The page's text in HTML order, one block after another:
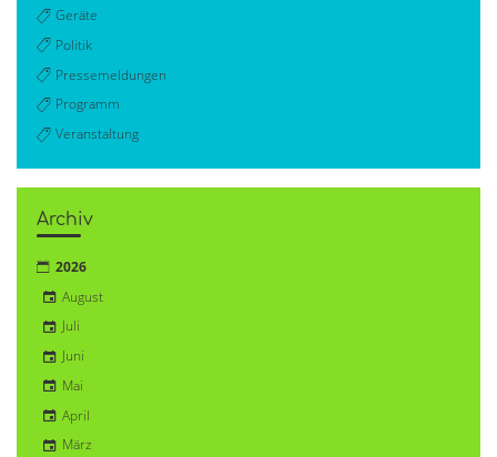
Geräte
Politik
Pressemeldungen
Programm
Veranstaltung
Archiv
2026
August
Juli
Juni
Mai
April
März